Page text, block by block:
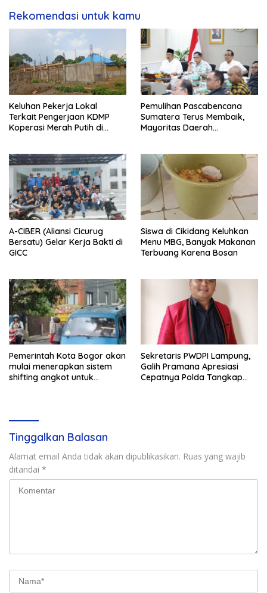
Rekomendasi untuk kamu
Keluhan Pekerja Lokal
Terkait Pengerjaan KDMP
Koperasi Merah Putih di
Pemulihan Pascabencana
Sumatera Terus Membaik,
Mayoritas Daerah
A-CIBER (Aliansi Cicurug
Bersatu) Gelar Kerja Bakti di
GICC
Siswa di Cikidang Keluhkan
Menu MBG, Banyak Makanan
Terbuang Karena Bosan
Pemerintah Kota Bogor akan
mulai menerapkan sistem
shifting angkot untuk
Sekretaris PWDPI Lampung,
Galih Pramana Apresiasi
Cepatnya Polda Tangkap
Tinggalkan Balasan
Alamat email Anda tidak akan dipublikasikan. Ruas yang wajib
ditandai *